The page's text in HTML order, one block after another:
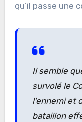
qu’il passe une
Il semble
survolé le
l'ennemi et
bataillon